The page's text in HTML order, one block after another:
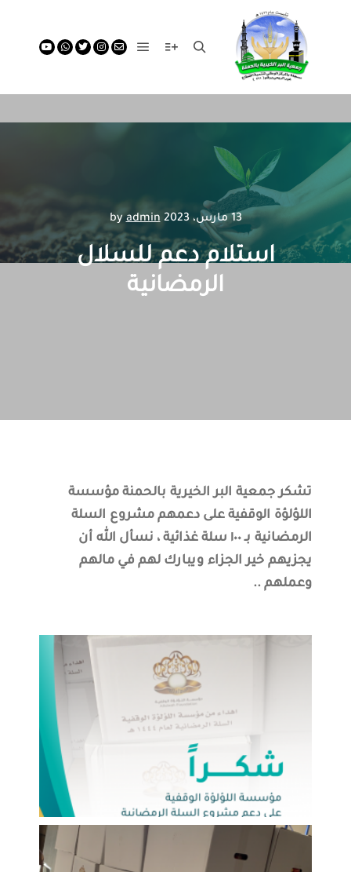
13 مارس، 2023 by
admin
استلام دعم للسلال
الرمضانية
تشكر جمعية البر الخيرية بالحمنة مؤسسة
اللؤلؤة الوقفية على دعمهم مشروع السلة
الرمضانية بـ ١٠٠ سلة غذائية ، نسأل الله أن
يجزيهم خير الجزاء ويبارك لهم في مالهم
وعملهم ..